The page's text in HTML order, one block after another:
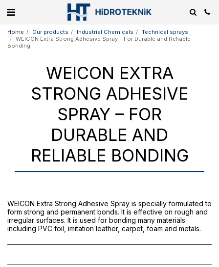
Home Our products Industrial Chemicals
Technical sprays
WEICON Extra Strong Adhesive Spray – For Durable and Reliable
Bonding
WEICON EXTRA
STRONG ADHESIVE
SPRAY – FOR
DURABLE AND
RELIABLE BONDING
WEICON Extra Strong Adhesive Spray is specially formulated to
form strong and permanent bonds. It is effective on rough and
irregular surfaces. It is used for bonding many materials
including PVC foil, imitation leather, carpet, foam and metals.